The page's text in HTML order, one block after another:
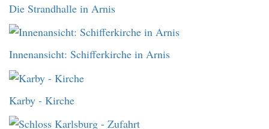
Die Strandhalle in Arnis
Innenansicht: Schifferkirche in Arnis
Karby - Kirche